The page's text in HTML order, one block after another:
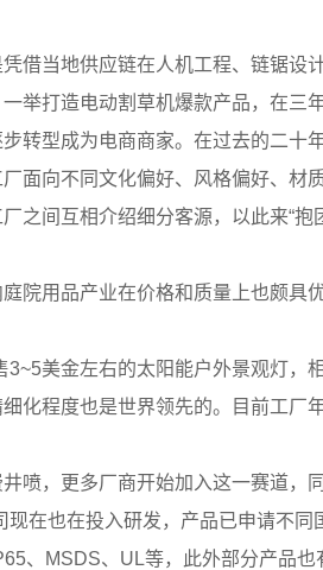
借当地供应链在人机工程、链锯设
举打造电动割草机爆款产品，在三
转型成为电商商家。在过去的二十
面向不同文化偏好、风格偏好、材
之间互相介绍细分客源，以此来“抱
院用品产业在价格和质量上也颇具优
3~5美金左右的太阳能户外景观灯，
化程度也是世界领先的。目前工厂
喷，更多厂商开始加入这一赛道，
现在也在投入研发，产品已申请不同
、MSDS、UL等，此外部分产品也